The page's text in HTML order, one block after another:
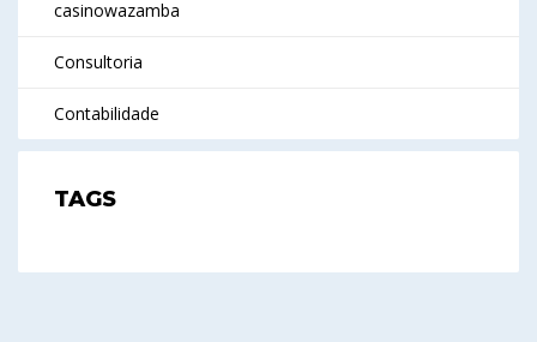
casinowazamba
Consultoria
Contabilidade
TAGS